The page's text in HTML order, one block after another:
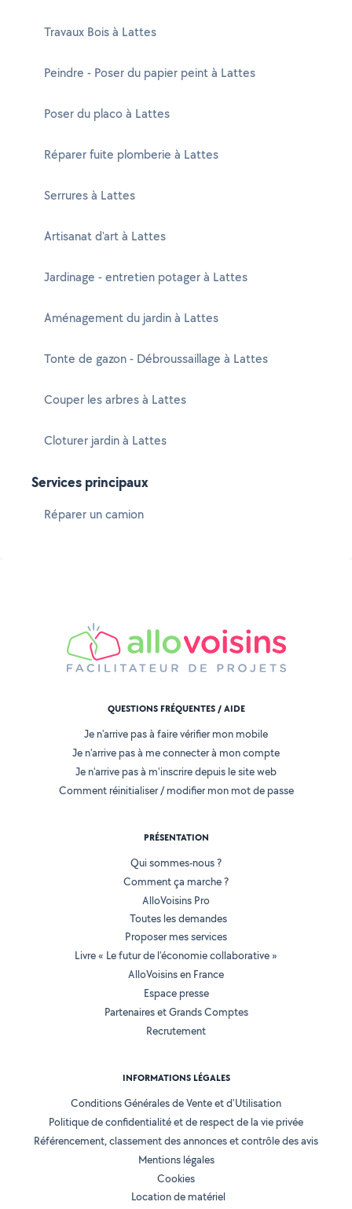
Travaux Bois à Lattes
Peindre - Poser du papier peint à Lattes
Poser du placo à Lattes
Réparer fuite plomberie à Lattes
Serrures à Lattes
Artisanat d'art à Lattes
Jardinage - entretien potager à Lattes
Aménagement du jardin à Lattes
Tonte de gazon - Débroussaillage à Lattes
Couper les arbres à Lattes
Cloturer jardin à Lattes
Services principaux
Réparer un camion
QUESTIONS FRÉQUENTES / AIDE
Je n'arrive pas à faire vérifier mon mobile
Je n'arrive pas à me connecter à mon compte
Je n'arrive pas à m'inscrire depuis le site web
Comment réinitialiser / modifier mon mot de passe
PRÉSENTATION
Qui sommes-nous ?
Comment ça marche ?
AlloVoisins Pro
Toutes les demandes
Proposer mes services
Livre « Le futur de l'économie collaborative »
AlloVoisins en France
Espace presse
Partenaires et Grands Comptes
Recrutement
INFORMATIONS LÉGALES
Conditions Générales de Vente et d'Utilisation
Politique de confidentialité et de respect de la vie privée
Référencement, classement des annonces et contrôle des avis
Mentions légales
Cookies
Location de matériel